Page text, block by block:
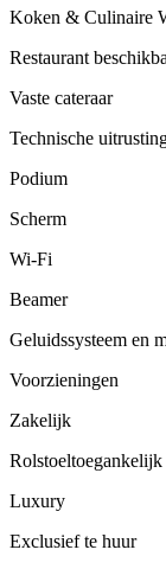
Koken & Culinaire
Restaurant
Vaste cateraar
Technische
Podium
Scherm
Wi-Fi
Beamer
Geluidssysteem en
Voorzieningen
Zakelijk
Rolstoeltoegankelijk
Luxury
Exclusief te huur